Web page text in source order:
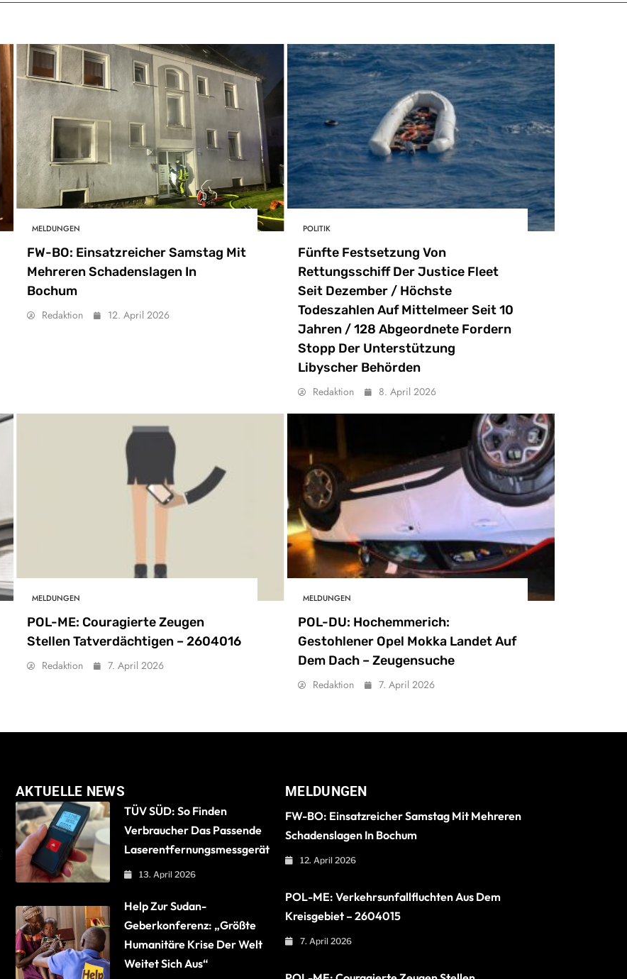
MELDUNGEN
FW-BO: Einsatzreicher Samstag Mit
Mehreren Schadenslagen In
Bochum
Redaktion 12. April 2026
POLITIK
Fünfte Festsetzung Von
Rettungsschiff Der Justice Fleet
Seit Dezember / Höchste
Todeszahlen Auf Mittelmeer Seit 10
Jahren / 128 Abgeordnete Fordern
Stopp Der Unterstützung
Libyscher Behörden
Redaktion 8. April 2026
MELDUNGEN
POL-ME: Couragierte Zeugen
Stellen Tatverdächtigen – 2604016
Redaktion 7. April 2026
MELDUNGEN
POL-DU: Hochemmerich:
Gestohlener Opel Mokka Landet Auf
Dem Dach – Zeugensuche
Redaktion 7. April 2026
AKTUELLE NEWS
TÜV SÜD: So Finden
Verbraucher Das Passende
Laserentfernungsmessgerät
13. April 2026
Help Zur Sudan-
Geberkonferenz: „Größte
Humanitäre Krise Der Welt
Weitet Sich Aus“
MELDUNGEN
FW-BO: Einsatzreicher Samstag Mit Mehreren
Schadenslagen In Bochum
12. April 2026
POL-ME: Verkehrsunfallfluchten Aus Dem
Kreisgebiet – 2604015
7. April 2026